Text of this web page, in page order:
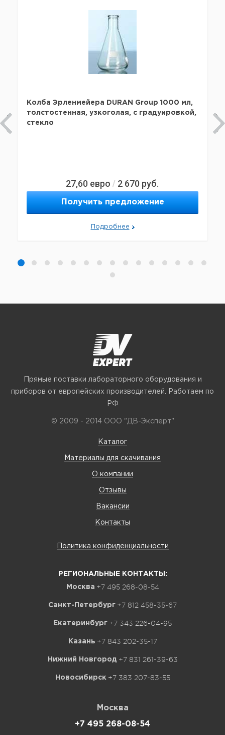
Колба Эрленмейера DURAN Group 1000 мл,
толстостенная, узкоголая, с градуировкой,
стекло
27,60 евро / 2 670 руб.
Получить предложение
Подробнее
Прямые поставки лабораторного оборудования и
приборов от европейских производителей. Работаем по
РФ
© 2009 - 2014 ООО "ДВ-Эксперт"
Каталог
Материалы для скачивания
О компании
Отзывы
Вакансии
Контакты
Политика конфиденциальности
РЕГИОНАЛЬНЫЕ КОНТАКТЫ:
Москва +7 495 268-08-54
Санкт-Петербург +7 812 458-35-67
Екатеринбург +7 343 226-04-95
Казань +7 843 202-35-17
Нижний Новгород +7 831 261-39-63
Новосибирск +7 383 207-83-55
Москва
+7 495 268-08-54